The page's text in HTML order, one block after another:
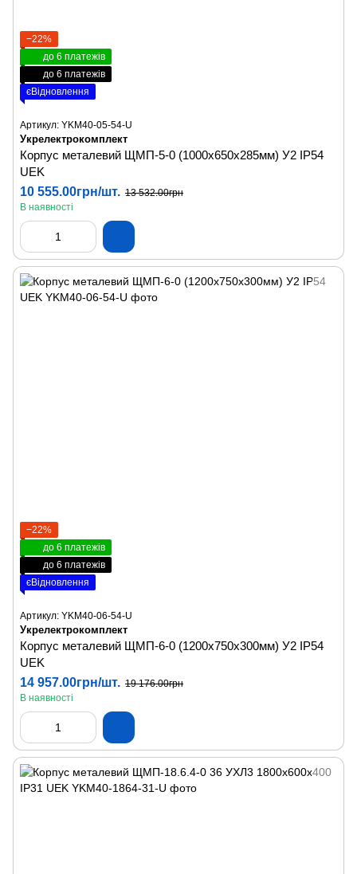
−22%
до 6 платежів
до 6 платежів
єВідновлення
Артикул: YKM40-05-54-U
Укрелектрокомплект
Корпус металевий ЩМП-5-0 (1000х650х285мм) У2 IP54
UEK
10 555.00грн/шт. 13 532.00грн
В наявності
−22%
до 6 платежів
до 6 платежів
єВідновлення
Артикул: YKM40-06-54-U
Укрелектрокомплект
Корпус металевий ЩМП-6-0 (1200х750х300мм) У2 IP54
UEK
14 957.00грн/шт. 19 176.00грн
В наявності